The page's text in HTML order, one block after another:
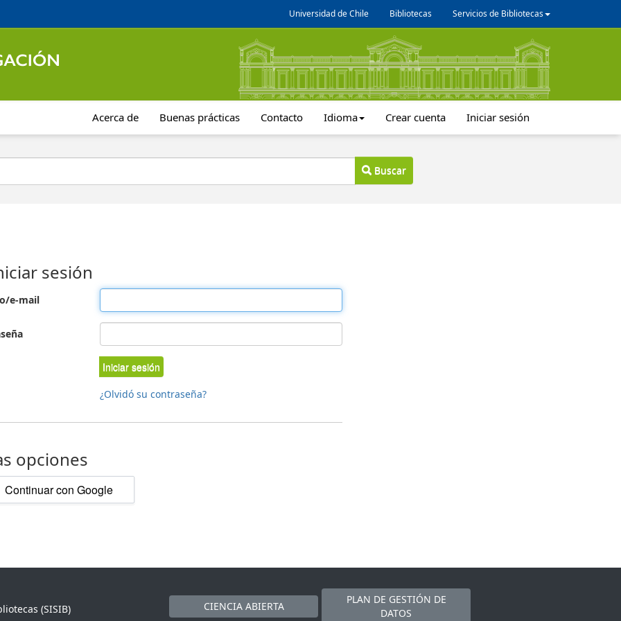
Universidad de Chile Bibliotecas Servicios de Bibliotecas
Acerca de Buenas prácticas Contacto Idioma Crear cuenta Iniciar sesión
Buscar
sesión
e-mail
Iniciar sesión
¿Olvidó su contraseña?
opciones
Continuar con Google
(SISIB)
CIENCIA ABIERTA
PLAN DE GESTIÓN DE
DATOS